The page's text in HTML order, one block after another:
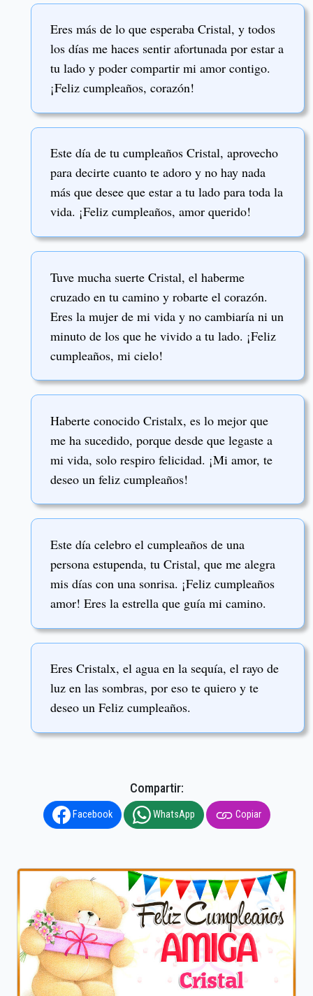
Eres más de lo que esperaba Cristal, y todos
los días me haces sentir afortunada por estar a
tu lado y poder compartir mi amor contigo.
¡Feliz cumpleaños, corazón!
Este día de tu cumpleaños Cristal, aprovecho
para decirte cuanto te adoro y no hay nada
más que desee que estar a tu lado para toda la
vida. ¡Feliz cumpleaños, amor querido!
Tuve mucha suerte Cristal, el haberme
cruzado en tu camino y robarte el corazón.
Eres la mujer de mi vida y no cambiaría ni un
minuto de los que he vivido a tu lado. ¡Feliz
cumpleaños, mi cielo!
Haberte conocido Cristalx, es lo mejor que
me ha sucedido, porque desde que legaste a
mi vida, solo respiro felicidad. ¡Mi amor, te
deseo un feliz cumpleaños!
Este día celebro el cumpleaños de una
persona estupenda, tu Cristal, que me alegra
mis días con una sonrisa. ¡Feliz cumpleaños
amor! Eres la estrella que guía mi camino.
Eres Cristalx, el agua en la sequía, el rayo de
luz en las sombras, por eso te quiero y te
deseo un Feliz cumpleaños.
Compartir:
Facebook WhatsApp Copiar